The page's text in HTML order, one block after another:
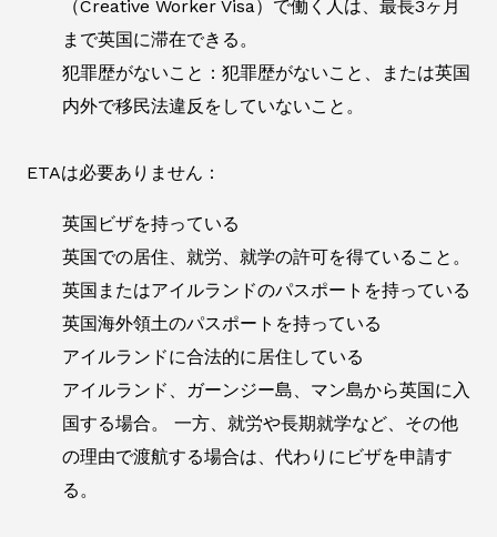
（Creative Worker Visa）で働く人は、最長3ヶ月
まで英国に滞在できる。
犯罪歴がないこと：犯罪歴がないこと、または英国
内外で移民法違反をしていないこと。
ETAは必要ありません：
英国ビザを持っている
英国での居住、就労、就学の許可を得ていること。
英国またはアイルランドのパスポートを持っている
英国海外領土のパスポートを持っている
アイルランドに合法的に居住している
アイルランド、ガーンジー島、マン島から英国に入
国する場合。 一方、就労や長期就学など、その他
の理由で渡航する場合は、代わりにビザを申請す
る。